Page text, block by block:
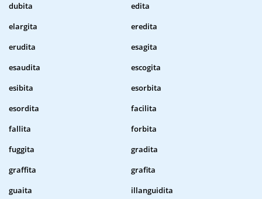
dubita
edita
elargita
eredita
erudita
esagita
esaudita
escogita
esibita
esorbita
esordita
facilita
fallita
forbita
fuggita
gradita
graffita
grafita
guaita
illanguidita